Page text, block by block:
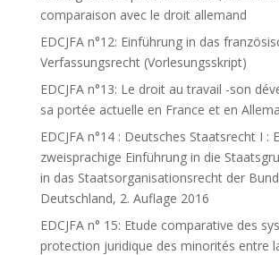
comparaison avec le droit allemand
EDCJFA n°12: Einführung in das
Verfassungsrecht (Vorlesungsskript)
EDCJFA n°13: Le droit au travail -son
sa portée actuelle en France et en
EDCJFA n°14 : Deutsches Staatsrecht I :
zweisprachige Einführung in die
in das Staatsorganisationsrecht der
Deutschland, 2. Auflage 2016
EDCJFA n° 15: Etude comparative des
protection juridique des minorités entre